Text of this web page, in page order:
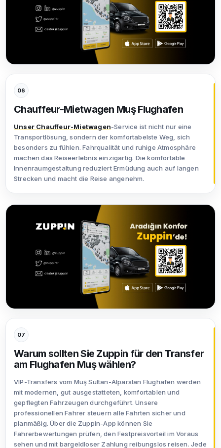
06
Chauffeur-Mietwagen Muş Flughafen
Unser Chauffeur-Mietwagen-Service ist nicht nur eine
Transportlösung, sondern der komfortabelste Weg, sich
besonders zu fühlen. Fahrqualität und ruhige Atmosphäre
machen das Reiseerlebnis einzigartig. Die komfortable
Innenraumgestaltung reduziert Ermüdung auch auf langen
Strecken und macht die Reise angenehm.
07
Warum sollten Sie Zuppin für den Transfer
am Flughafen Muş wählen?
VIP-Transfers vom Muş Sultan-Alparslan Flughafen werden
mit modernen, gut ausgestatteten, komfortablen und
gepflegten Fahrzeugen durchgeführt. Unsere
professionellen Fahrer steuern alle Fahrten sicher und
planmäßig. Über die Zuppin-App können Sie
Fahrerbewertungen prüfen, den Festpreisvorteil im Voraus
sehen und mit bargeldloser Zahlung reibungslos reisen. Jede